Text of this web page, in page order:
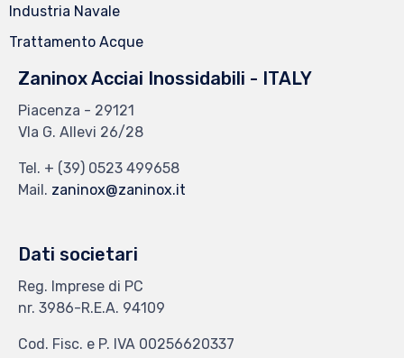
Industria Navale
Trattamento Acque
Zaninox Acciai Inossidabili - ITALY
Piacenza - 29121
VIa G. Allevi 26/28
Tel. + (39) 0523 499658
Mail. zaninox@zaninox.it
Dati societari
Reg. Imprese di PC
nr. 3986-R.E.A. 94109
Cod. Fisc. e P. IVA 00256620337